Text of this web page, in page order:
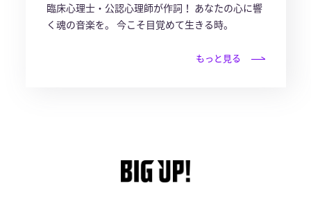
臨床心理士・公認心理師が作詞！ あなたの心に響
く魂の音楽を。 今こそ目覚めて生きる時。
もっと見る